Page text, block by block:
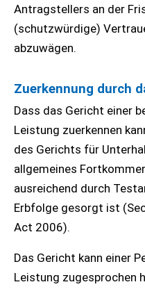
Antragstellers an der
(schutzwürdige)
abzuwägen.
Zuerkennung durch
Dass das Gericht einer
Leistung zuerkennen
des Gerichts für
allgemeines
ausreichend durch
Erbfolge gesorgt ist
Act 2006).
Das Gericht kann einer
Leistung zugesprochen